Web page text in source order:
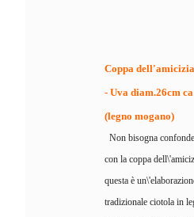
Coppa
- Uva diam.26cm
(legno mogano)
Non bisogna
con la coppa
questa è
tradizionale ciotola in